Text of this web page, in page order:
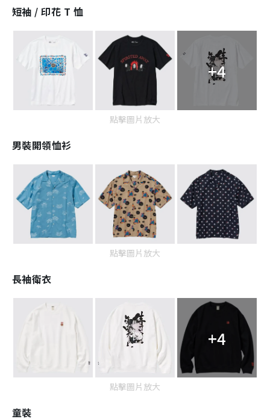
短袖 / 印花 T 恤
+4
點擊圖片放大
男裝開領恤衫
點擊圖片放大
長袖衛衣
+4
點擊圖片放大
童裝